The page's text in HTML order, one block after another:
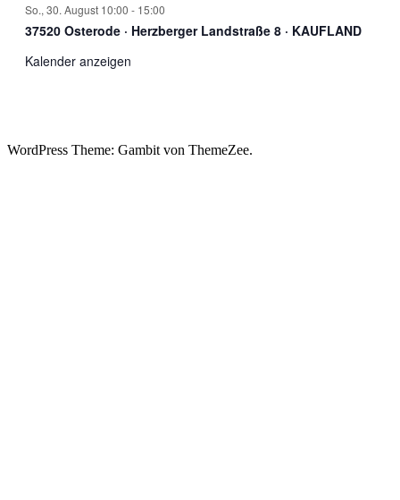
So., 30. August 10:00 - 15:00
37520 Osterode · Herzberger Landstraße 8 · KAUFLAND
Kalender anzeigen
WordPress Theme: Gambit von ThemeZee.